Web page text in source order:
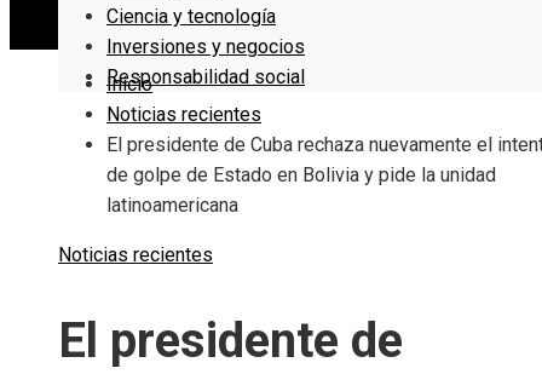
Ciencia y tecnología
Inversiones y negocios
Responsabilidad social
Inicio
Noticias recientes
El presidente de Cuba rechaza nuevamente el
de golpe de Estado en Bolivia y pide la unidad
latinoamericana
Noticias recientes
El presidente de